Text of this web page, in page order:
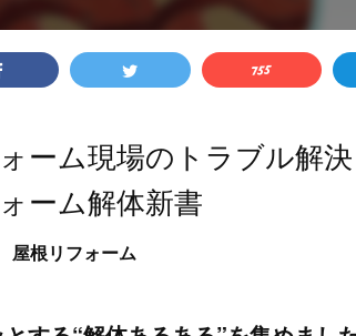
ーム現場のトラブル解決
ーム解体新書
根リフォーム